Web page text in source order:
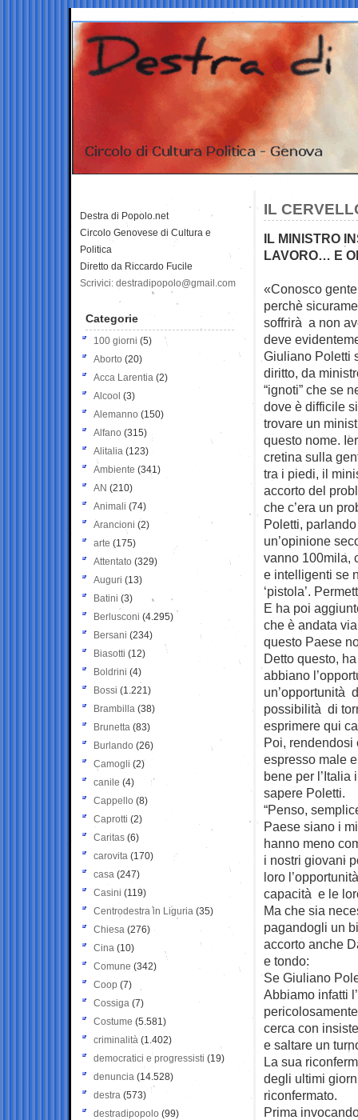
IL
IL MINISTRO
LAVORO… E
«Conosco
perchè
soffrirà a non
deve
Giuliano Poletti
diritto, da
“ignoti” che se
dove è difficile
trovare un
questo nome.
cretina sulla
tra i piedi, il
accorto del
che c’era un
Poletti,
un’opinione
vanno 100mila,
e intelligenti se
‘pistola’.
E ha poi
che è andata
questo Paese
Detto questo,
abbiano
un’opportunità
possibilità di
esprimere qui
Poi, rendendosi
espresso male
bene per l’Italia
sapere Poletti.
“Penso,
Paese siano i
hanno meno
i nostri giovani
loro
capacità e le
Ma che sia
pagandogli un
accorto anche
e tondo:
Se Giuliano
Abbiamo infatti
cerca con
e saltare un
La sua
degli ultimi
riconfermato.
Prima
Destra di Popolo.net
Circolo Genovese di Cultura e
Politica
Diretto da Riccardo Fucile
Scrivici: destradipopolo@gmail.com
Categorie
100 giorni (5)
Aborto (20)
Acca Larentia (2)
Alcool (3)
Alemanno (150)
Alfano (315)
Alitalia (123)
Ambiente (341)
AN (210)
Animali (74)
Arancioni (2)
arte (175)
Attentato (329)
Auguri (13)
Batini (3)
Berlusconi (4.295)
Bersani (234)
Biasotti (12)
Boldrini (4)
Bossi (1.221)
Brambilla (38)
Brunetta (83)
Burlando (26)
Camogli (2)
canile (4)
Cappello (8)
Caprotti (2)
Caritas (6)
carovita (170)
casa (247)
Casini (119)
Centrodestra in Liguria (35)
Chiesa (276)
Cina (10)
Comune (342)
Coop (7)
Cossiga (7)
Costume (5.581)
criminalità (1.402)
democratici e progressisti (19)
denuncia (14.528)
destra (573)
destradipopolo (99)